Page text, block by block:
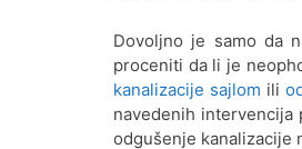
Dovoljno je samo da
proceniti da li je
kanalizacije sajlom ili
navedenih intervencija
odgušenje kanalizacije